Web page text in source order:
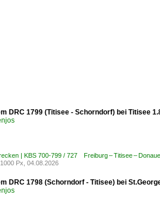
DRC 1799 (Titisee - Schorndorf) bei Titisee
| KBS 700-799 / 727 Freiburg – Titisee –
Px, 04.08.2026
DRC 1798 (Schorndorf - Titisee) bei